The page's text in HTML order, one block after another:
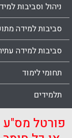
ניהול וסביבות
סביבות למידה
סביבות למידה
תחומי לימוד
תלמידים
פורטל מס"ע